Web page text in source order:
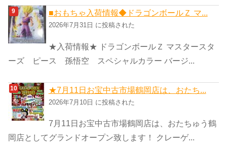
■おもちゃ入荷情報◆ドラゴンボールＺ マ...
2026年7月31日 に投稿された
★入荷情報★ ドラゴンボールＺ マスタースタ
ーズ ピース 孫悟空 スペシャルカラー バージ...
★7月11日お宝中古市場鶴岡店は、おたち...
2026年7月10日 に投稿された
7月11日お宝中古市場鶴岡店は、おたちゅう鶴
岡店としてグランドオープン致します！ クレーゲ...